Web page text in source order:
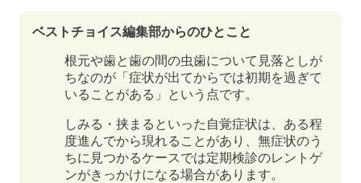
ベストチョイス編集部からのひとこと
根元や歯と歯の間の虫歯について見落としが
ちなのが「症状が出てからでは初期を過ぎて
いることがある」という点です。
しみる・挟まるといった自覚症状は、ある程
度進んでから現れることがあり、無症状のう
ちに見つかるケースでは定期検診のレントゲ
ンがきっかけになる場合があります。